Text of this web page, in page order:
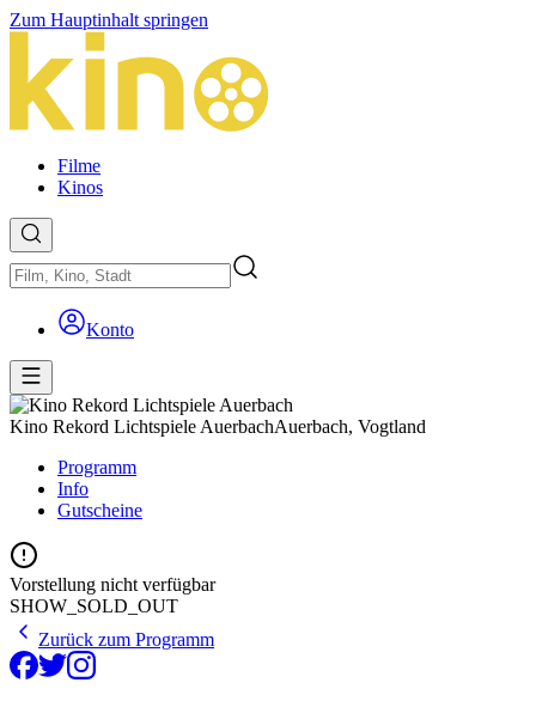
Zum Hauptinhalt springen
Filme
Kinos
Konto
Kino Rekord Lichtspiele AuerbachAuerbach, Vogtland
Programm
Info
Gutscheine
Vorstellung nicht verfügbar
SHOW_SOLD_OUT
Zurück zum Programm